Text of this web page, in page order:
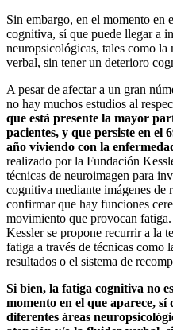
Sin embargo, en el momento en
cognitiva, sí que puede llegar a
neuropsicológicas, tales como
verbal, sin tener un deterioro
A pesar de afectar a un gran
no hay muchos estudios al
que está presente la mayor
pacientes, y que persiste en el
año viviendo con la
realizado por la Fundación
técnicas de neuroimagen para
cognitiva mediante imágenes de
confirmar que hay funciones
movimiento que provocan
Kessler se propone recurrir a la
fatiga a través de técnicas como
resultados o el sistema de
Si bien, la fatiga cognitiva no
momento en el que aparece,
diferentes áreas